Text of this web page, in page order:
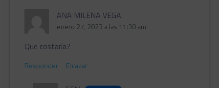
ANA MILENA VEGA
enero 27, 2023 a las 11:30 am
Que costaría?
Responder Enlazar